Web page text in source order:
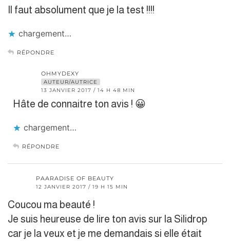
Il faut absolument que je la test !!!!
chargement…
RÉPONDRE
OHMYDEXY
AUTEUR/AUTRICE
13 JANVIER 2017 / 14 H 48 MIN
Hâte de connaitre ton avis ! 😀
chargement…
RÉPONDRE
PAARADISE OF BEAUTY
12 JANVIER 2017 / 19 H 15 MIN
Coucou ma beauté !
Je suis heureuse de lire ton avis sur la Silidrop
car je la veux et je me demandais si elle était